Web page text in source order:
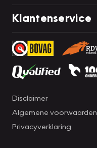
Klantenservice
Disclaimer
Algemene voorwaarden
Privacyverklaring